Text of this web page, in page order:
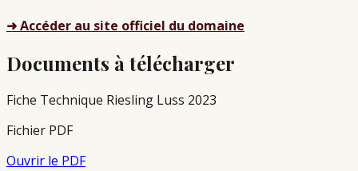
➜ Accéder au site officiel du domaine
Documents à télécharger
Fiche Technique Riesling Luss 2023
Fichier PDF
Ouvrir le PDF